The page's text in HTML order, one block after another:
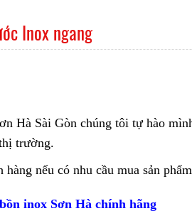
Inox ngang
Hà Sài Gòn chúng tôi tự hào
trường.
hàng nếu có nhu cầu mua sản
inox Sơn Hà chính hãng